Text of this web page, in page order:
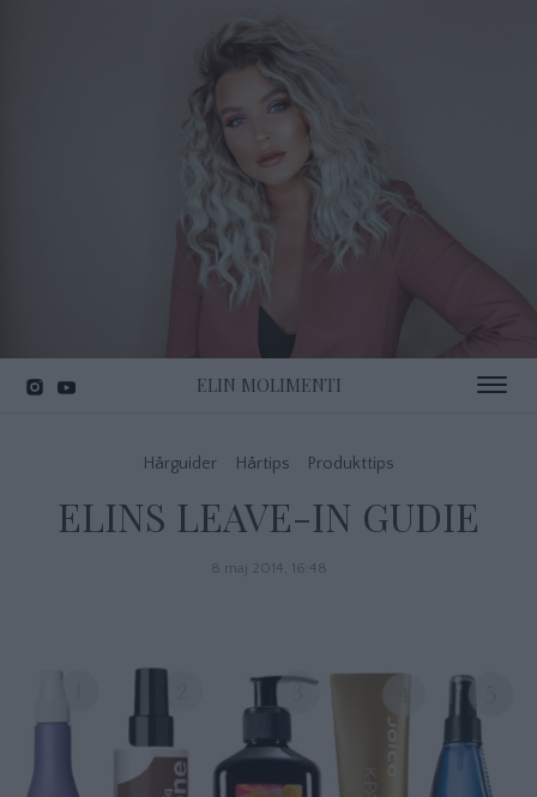
ELIN MOLIMENTI Toggle
Hårguider Hårtips Produkttips
ELINS LEAVE-IN GUDIE
8 maj 2014, 16:48